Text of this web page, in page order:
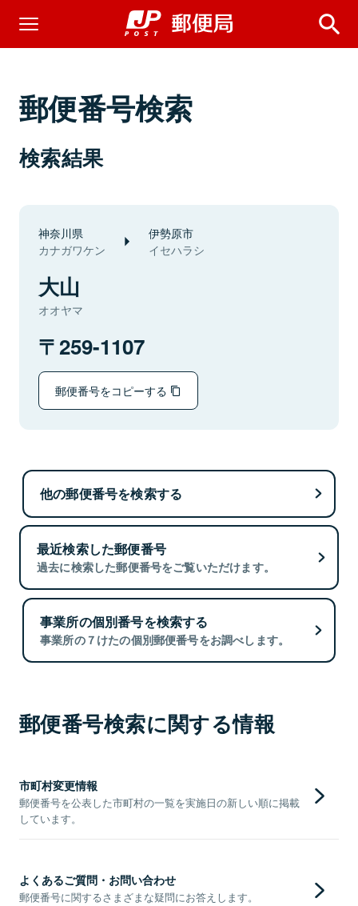
郵便番号検索
検索結果
神奈川県
カナガワケン
伊勢原市
イセハラシ
大山
オオヤマ
259-1107
郵便番号をコピーする
他の郵便番号を検索する
最近検索した郵便番号
過去に検索した郵便番号をご覧いただけます。
事業所の個別番号を検索する
事業所の７けたの個別郵便番号をお調べします。
郵便番号検索に関する情報
市町村変更情報
郵便番号を公表した市町村の一覧を実施日の新しい順に掲載
しています。
よくあるご質問・お問い合わせ
郵便番号に関するさまざまな疑問にお答えします。